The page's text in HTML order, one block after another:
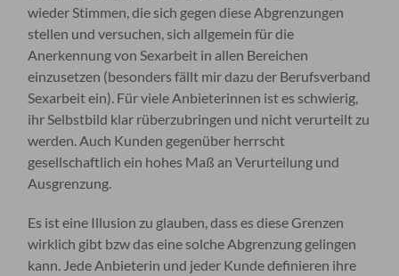
wieder Stimmen, die sich gegen diese Abgrenzungen
stellen und versuchen, sich allgemein für die
Anerkennung von Sexarbeit in allen Bereichen
einzusetzen (besonders fällt mir dazu der Berufsverband
Sexarbeit ein). Für viele Anbieterinnen ist es schwierig,
ihr Selbstbild klar rüberzubringen und nicht verurteilt zu
werden. Auch Kunden gegenüber herrscht
gesellschaftlich ein hohes Maß an Verurteilung und
Ausgrenzung.
Es ist eine Illusion zu glauben, dass es diese Grenzen
wirklich gibt bzw das eine solche Abgrenzung gelingen
kann. Jede Anbieterin und jeder Kunde definieren ihre